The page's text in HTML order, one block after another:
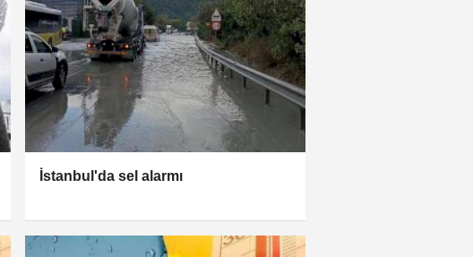
İstanbul'da sel alarmı